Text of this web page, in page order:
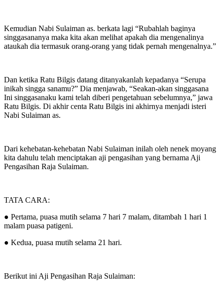
Kemudian Nabi Sulaiman as. berkata lagi “Rubahlah baginya
singgasananya maka kita akan melihat apakah dia mengenalinya
ataukah dia termasuk orang-orang yang tidak pernah mengenalnya.”
Dan ketika Ratu Bilgis datang ditanyakanlah kepadanya “Serupa
inikah singga sanamu?” Dia menjawab, “Seakan-akan singgasana
Ini singgasanaku kami telah diberi pengetahuan sebelumnya,” jawa
Ratu Bilgis. Di akhir centa Ratu Bilgis ini akhirnya menjadi isteri
Nabi Sulaiman as.
Dari kehebatan-kehebatan Nabi Sulaiman inilah oleh nenek moyang
kita dahulu telah menciptakan aji pengasihan yang bernama Aji
Pengasihan Raja Sulaiman.
TATA CARA:
● Pertama, puasa mutih selama 7 hari 7 malam, ditambah 1 hari 1
malam puasa patigeni.
● Kedua, puasa mutih selama 21 hari.
Berikut ini Aji Pengasihan Raja Sulaiman: